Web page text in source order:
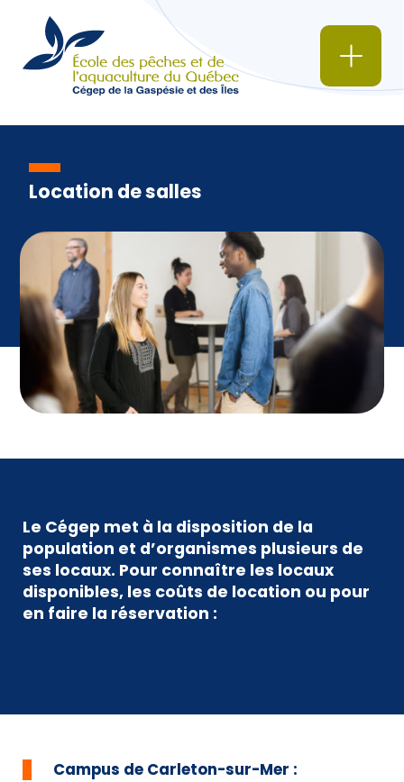
Cafétéria
Location de salles
Bibliothèques
Incubateur d’entreprises en
transformation alimentaire
Location de salles
Le Cégep met à la disposition de la
population et d’organismes plusieurs de
ses locaux. Pour connaître les locaux
disponibles, les coûts de location ou pour
en faire la réservation :
Campus de Carleton-sur-Mer :